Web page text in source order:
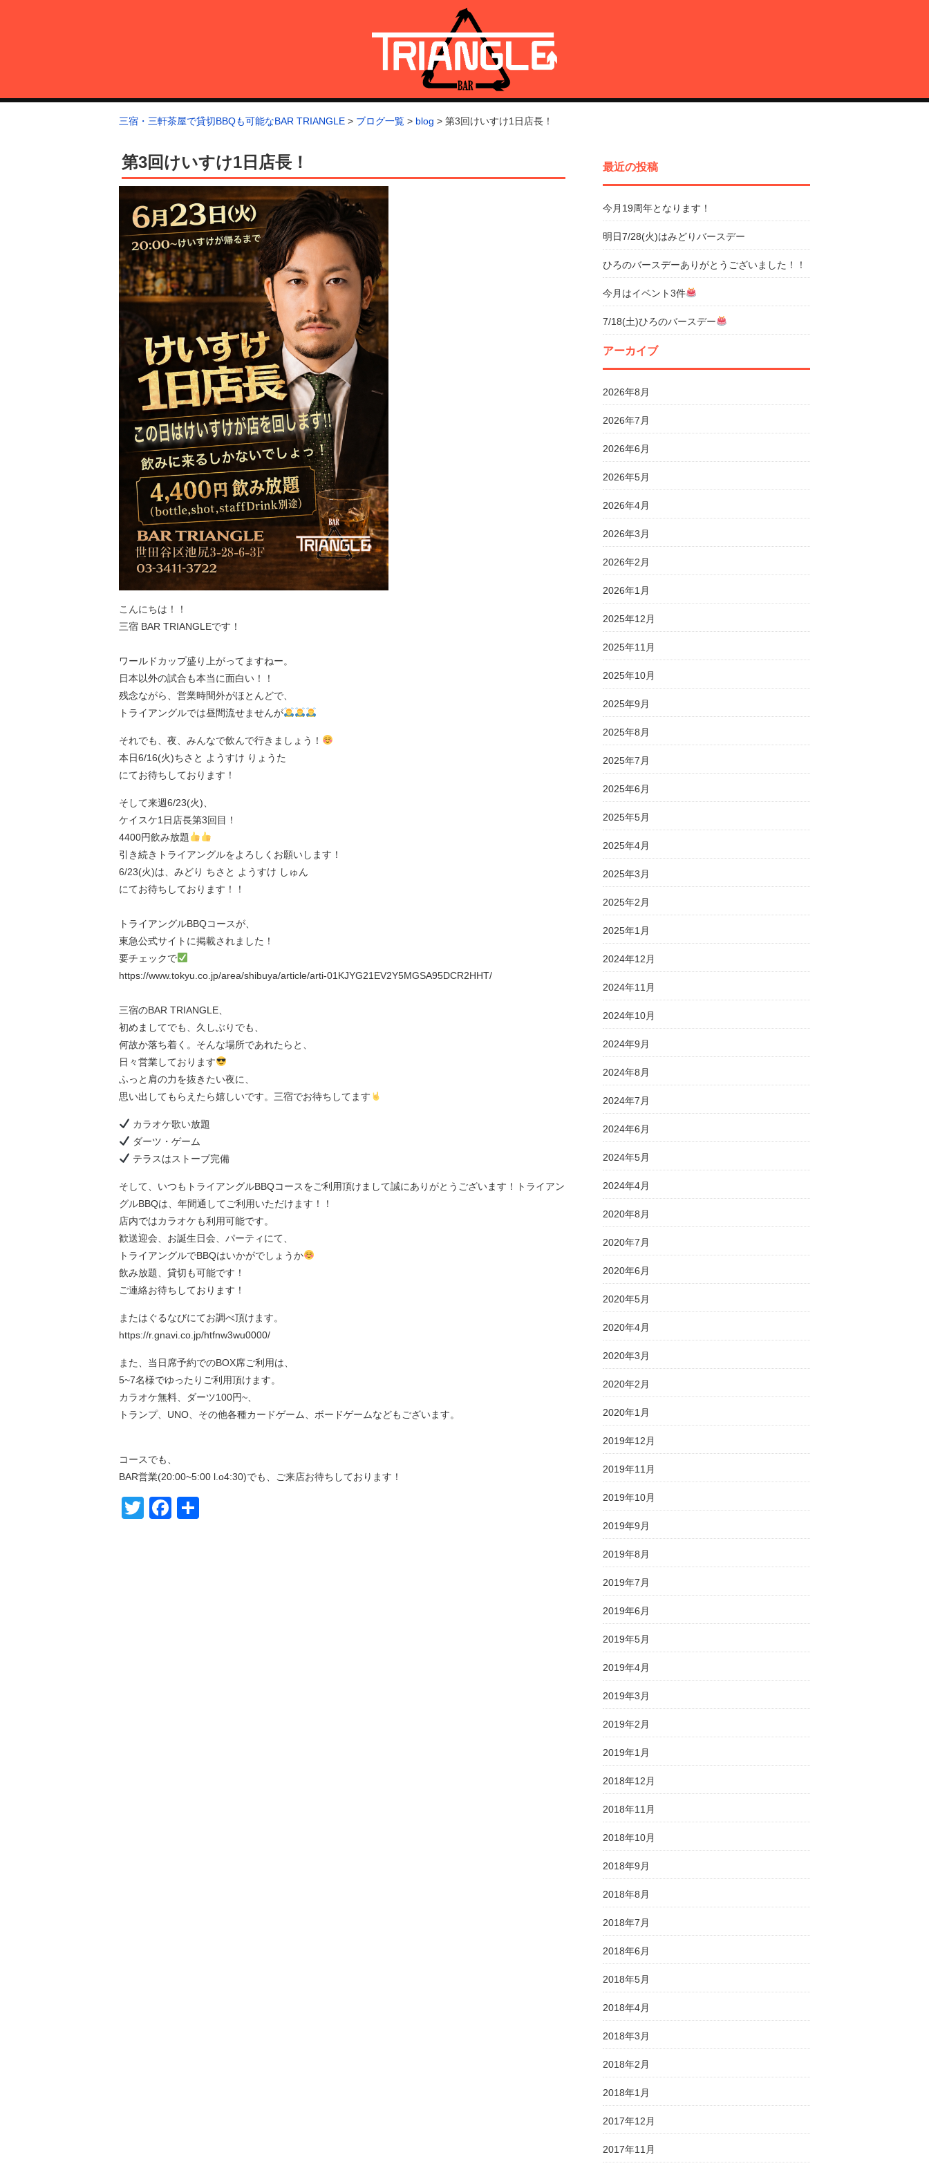
三宿・三軒茶屋で貸切BBQも可能なBAR TRIANGLE
三宿・三軒茶屋A5ランクの貸切BBQも可能なBAR TRIANGLE(バー・トライアングル)
三宿・三軒茶屋で貸切BBQも可能なBAR TRIANGLE > ブログ一覧 > blog > 第3回けいすけ1日店長！
第3回けいすけ1日店長！
こんにちは！！
三宿 BAR TRIANGLEです！
ワールドカップ盛り上がってますねー。
日本以外の試合も本当に面白い！！
残念ながら、営業時間外がほとんどで、
トライアングルでは昼間流せませんが
それでも、夜、みんなで飲んで行きましょう！
本日6/16(火)ちさと ようすけ りょうた
にてお待ちしております！
そして来週6/23(火)、
ケイスケ1日店長第3回目！
4400円飲み放題
引き続きトライアングルをよろしくお願いします！
6/23(火)は、みどり ちさと ようすけ しゅん
にてお待ちしております！！
トライアングルBBQコースが、
東急公式サイトに掲載されました！
要チェックで
https://www.tokyu.co.jp/area/shibuya/article/arti-01KJYG21EV2Y5MGSA95DCR2HHT/⁡
三宿のBAR TRIANGLE、
初めましてでも、久しぶりでも、
何故か落ち着く。そんな場所であれたらと、
日々営業しております
ふっと肩の力を抜きたい夜に、
思い出してもらえたら嬉しいです。三宿でお待ちしてます
カラオケ歌い放題
ダーツ・ゲーム
テラスはストーブ完備
そして、いつもトライアングルBBQコースをご利用頂けまして誠にありがとうございます！トライアン
グルBBQは、年間通してご利用いただけます！！
店内ではカラオケも利用可能です。
歓送迎会、お誕生日会、パーティにて、
トライアングルでBBQはいかがでしょうか
飲み放題、貸切も可能です！
ご連絡お待ちしております！
またはぐるなびにてお調べ頂けます。
https://r.gnavi.co.jp/htfnw3wu0000/
また、当日席予約でのBOX席ご利用は、
5~7名様でゆったりご利用頂けます。
カラオケ無料、ダーツ100円~、
トランプ、UNO、その他各種カードゲーム、ボードゲームなどもございます。
コースでも、
BAR営業(20:00~5:00 l.o4:30)でも、ご来店お待ちしております！
TwitterFacebook
最近の投稿
今月19周年となります！
明日7/28(火)はみどりバースデー
ひろのバースデーありがとうございました！！
今月はイベント3件
7/18(土)ひろのバースデー
アーカイブ
2026年8月
2026年7月
2026年6月
2026年5月
2026年4月
2026年3月
2026年2月
2026年1月
2025年12月
2025年11月
2025年10月
2025年9月
2025年8月
2025年7月
2025年6月
2025年5月
2025年4月
2025年3月
2025年2月
2025年1月
2024年12月
2024年11月
2024年10月
2024年9月
2024年8月
2024年7月
2024年6月
2024年5月
2024年4月
2020年8月
2020年7月
2020年6月
2020年5月
2020年4月
2020年3月
2020年2月
2020年1月
2019年12月
2019年11月
2019年10月
2019年9月
2019年8月
2019年7月
2019年6月
2019年5月
2019年4月
2019年3月
2019年2月
2019年1月
2018年12月
2018年11月
2018年10月
2018年9月
2018年8月
2018年7月
2018年6月
2018年5月
2018年4月
2018年3月
2018年2月
2018年1月
2017年12月
2017年11月